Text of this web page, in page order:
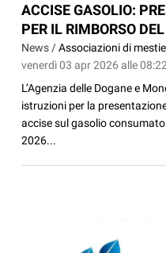
ACCISE GASOLIO:
PER IL RIMBORSO
News /Associazioni di
venerdì 03 apr 2026 alle
L’Agenzia delle Dogane e
istruzioni per la
accise sul gasolio
2026...